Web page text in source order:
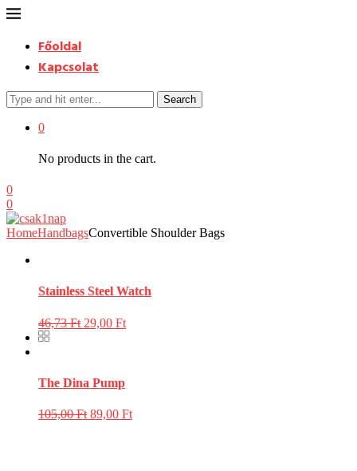
Főoldal
Kapcsolat
Search
0
No products in the cart.
0
0
HomeHandbagsConvertible Shoulder Bags
Stainless Steel Watch
46,73Ft 29,00 Ft
The Dina Pump
105,00Ft 89,00 Ft